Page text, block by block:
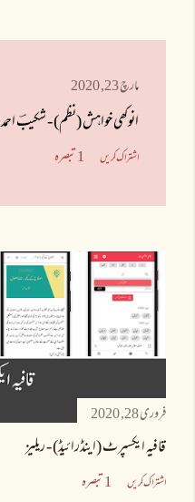
مارچ 23, 2020
انوکھی خواہش (نظم) - شکیبؔ احمد
اشتراک کریں 1 تبصرہ
فروری 28, 2020
قافیہ ایکسپرٹ (اینڈرائیڈ) - ریلیز
اشتراک کریں 1 تبصرہ